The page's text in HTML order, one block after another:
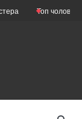
Топ чоловічих